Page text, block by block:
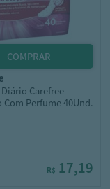
Carefree
Com Perfume 40Und.
R$ 17,19